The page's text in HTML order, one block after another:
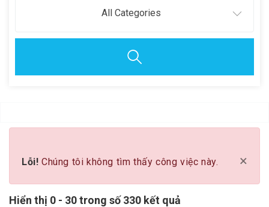
All Categories
×
Lỗi! Chúng tôi không tìm thấy công việc này.
Hiển thị 0 - 30 trong số 330 kết quả